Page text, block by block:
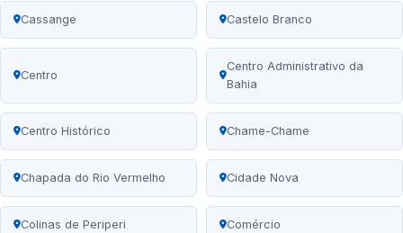
Cassange Castelo Branco
Centro
Centro Administrativo da
Bahia
Centro Histórico Chame-Chame
Chapada do Rio Vermelho Cidade Nova
Colinas de Periperi Comércio